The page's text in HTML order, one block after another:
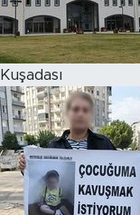
Kuşadası